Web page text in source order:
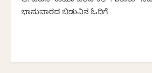
ಭಾನುವಾರದ ಬಿಡುವಿನ ಓದಿಗೆ